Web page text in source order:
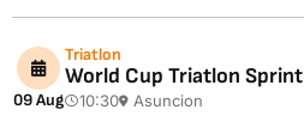
09 Aug
Triatlon
World Cup Triatlon Sprint
10:30 Asuncion